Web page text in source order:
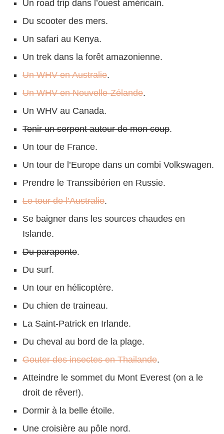
Un road trip dans l’ouest américain.
Du scooter des mers.
Un safari au Kenya.
Un trek dans la forêt amazonienne.
Un WHV en Australie.
Un WHV en Nouvelle-Zélande.
Un WHV au Canada.
Tenir un serpent autour de mon coup.
Un tour de France.
Un tour de l’Europe dans un combi Volkswagen.
Prendre le Transsibérien en Russie.
Le tour de l’Australie.
Se baigner dans les sources chaudes en
Islande.
Du parapente.
Du surf.
Un tour en hélicoptère.
Du chien de traineau.
La Saint-Patrick en Irlande.
Du cheval au bord de la plage.
Gouter des insectes en Thailande.
Atteindre le sommet du Mont Everest (on a le
droit de rêver!).
Dormir à la belle étoile.
Une croisière au pôle nord.